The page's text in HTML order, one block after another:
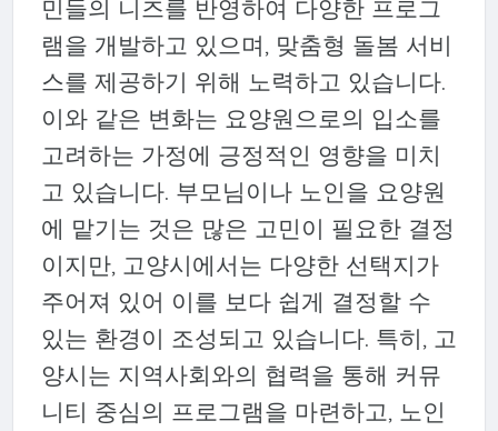
민들의 니즈를 반영하여 다양한 프로그
램을 개발하고 있으며, 맞춤형 돌봄 서비
스를 제공하기 위해 노력하고 있습니다.
이와 같은 변화는 요양원으로의 입소를
고려하는 가정에 긍정적인 영향을 미치
고 있습니다. 부모님이나 노인을 요양원
에 맡기는 것은 많은 고민이 필요한 결정
이지만, 고양시에서는 다양한 선택지가
주어져 있어 이를 보다 쉽게 결정할 수
있는 환경이 조성되고 있습니다. 특히, 고
양시는 지역사회와의 협력을 통해 커뮤
니티 중심의 프로그램을 마련하고, 노인